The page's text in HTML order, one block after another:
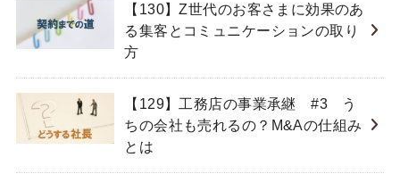
【130】Z世代のお客さまに効果のあ
る集客とコミュニケーションの取り
方
【129】工務店の事業承継 #3 う
ちの会社も売れるの？M&Aの仕組み
とは